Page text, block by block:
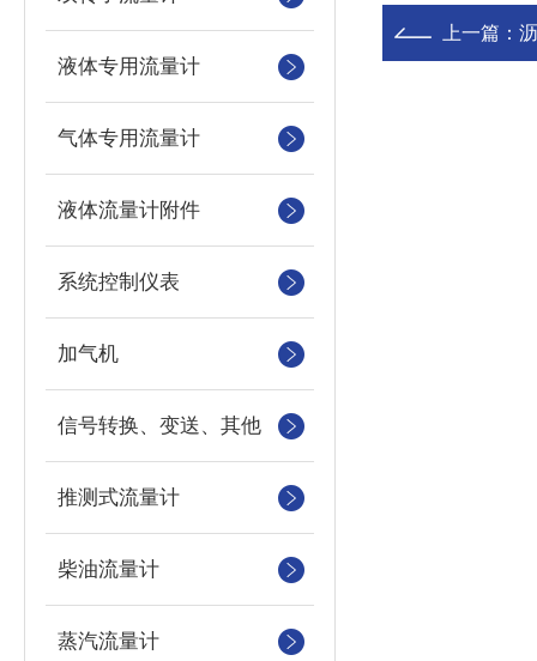
液体专用流量计
气体专用流量计
液体流量计附件
系统控制仪表
加气机
信号转换、变送、其他
推测式流量计
柴油流量计
蒸汽流量计
上一篇：